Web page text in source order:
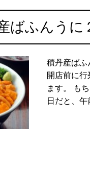
ばふんうに
積丹産ばふ
開店前に
ます。 も
日だと、